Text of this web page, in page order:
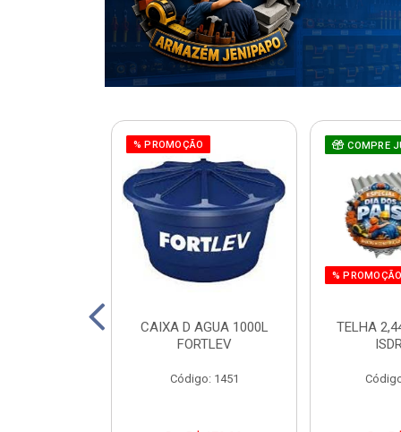
% PROMOÇÃO
CAIXA D AGUA 1000L
FORTLEV
Código: 1451
COMPRE
%
TELHA